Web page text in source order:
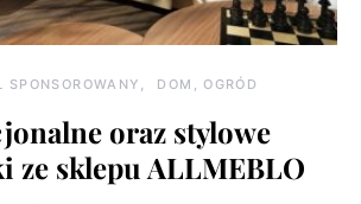
SPONSOROWANY DOM, OGRÓD
oraz stylowe
ze sklepu ALLMEBLO